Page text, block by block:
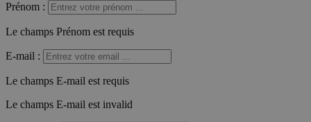
Prénom :
Le champs Prénom est requis
E-mail :
Le champs E-mail est requis
Le champs E-mail est invalid